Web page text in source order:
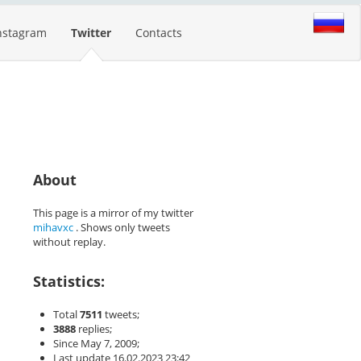
Twitter Contacts
About
This page is a mirror of my twitter
mihavxc . Shows only tweets
without replay.
Statistics:
Total7511 tweets;
3888 replies;
Since May 7, 2009;
Last update 16.02.2023 23:42